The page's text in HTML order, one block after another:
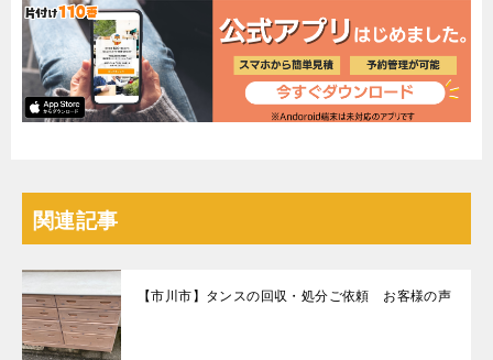
関連記事
【市川市】タンスの回収・処分ご依頼 お客様の声